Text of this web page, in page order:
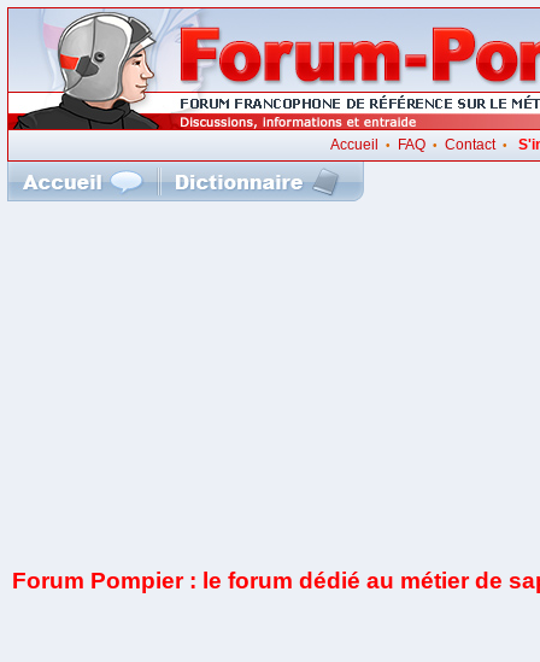
Accueil • FAQ• Contact•
Forum Pompier : le forum dédié au métier de